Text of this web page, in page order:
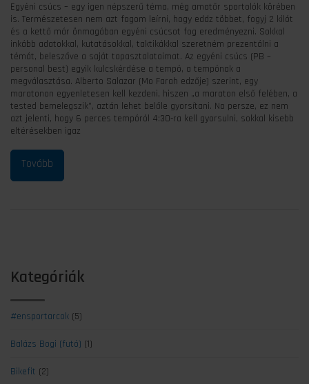
Egyéni csúcs – egy igen népszerű téma, még amatőr sportolók körében
is. Természetesen nem azt fogom leírni, hogy eddz többet, fogyj 2 kilót
és a kettő már önmagában egyéni csúcsot fog eredményezni. Sokkal
inkább adatokkal, kutatásokkal, taktikákkal szeretném prezentálni a
témát, beleszőve a saját tapasztalataimat. Az egyéni csúcs (PB –
personal best) egyik kulcskérdése a tempó, a tempónak a
megválasztása. Alberto Salazar (Mo Farah edzője) szerint, egy
maratonon egyenletesen kell kezdeni, hiszen „a maraton első felében, a
tested bemelegszik”, aztán lehet belőle gyorsítani. No persze, ez nem
azt jelenti, hogy 6 perces tempóról 4:30-ra kell gyorsulni, sokkal kisebb
eltérésekben igaz
Kategóriák
#ensportarcok (5)
Balázs Bogi (futó) (1)
Bikefit (2)